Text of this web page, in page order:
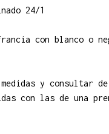
24/1
con blanco o
y consultar
con las de una